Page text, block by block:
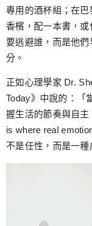
專用的酒杯組；在
香檳，配一本書，
要逃避誰，而是他
分。
正如心理學家 Dr.
Today》中說的：「
握生活的節奏與自
is where real
不是任性，而是一種